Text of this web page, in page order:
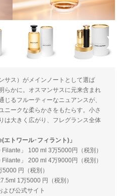
サス）がメインノートとして選ば
らかに。オスマンサスに元来含まれ
じるフルーティーなニュアンスが、
ニークな柔らかさをもたらす。小さ
は大きく広がり、フレグランス全体
トワール･フィラント)」
」 100 ml 3万5000円（税別）
」 200 ml 4万9000円（税別）
円（税別）
1万5000 円（税別）
び公式サイト